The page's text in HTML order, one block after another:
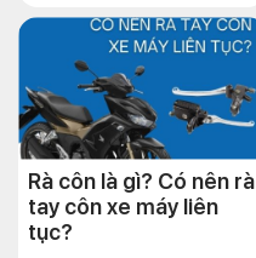
Rà côn là gì? Có nên rà
tay côn xe máy liên
tục?